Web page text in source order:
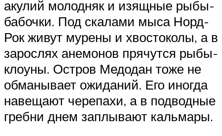
акулий молодняк и изящные рыбы-
бабочки. Под скалами мыса Норд-
Рок живут мурены и хвостоколы, а в
зарослях анемонов прячутся рыбы-
клоуны. Остров Медодан тоже не
обманывает ожиданий. Его иногда
навещают черепахи, а в подводные
гребни днем заплывают кальмары.